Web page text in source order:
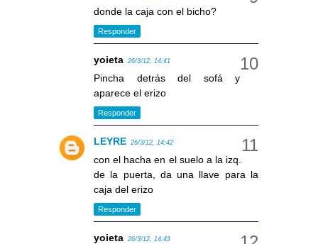
donde la caja con el bicho?
Responder
yoieta 26/3/12, 14:41
Pincha detrás del sofá y
aparece el erizo
Responder
LEYRE 26/3/12, 14:42
con el hacha en el suelo a la izq.
de la puerta, da una llave para la
caja del erizo
Responder
yoieta 26/3/12, 14:43